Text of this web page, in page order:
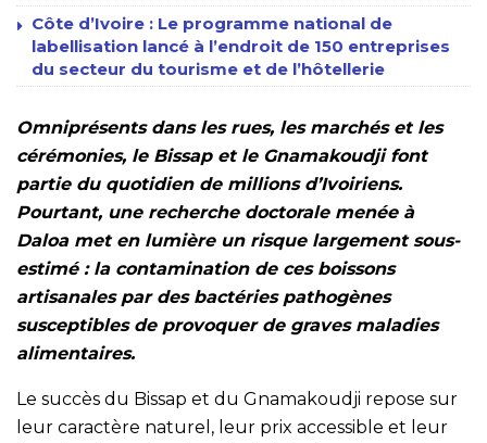
Côte d’Ivoire : Le programme national de
labellisation lancé à l’endroit de 150 entreprises
du secteur du tourisme et de l’hôtellerie
Omniprésents dans les rues, les marchés et les
cérémonies, le Bissap et le Gnamakoudji font
partie du quotidien de millions d’Ivoiriens.
Pourtant, une recherche doctorale menée à
Daloa met en lumière un risque largement sous-
estimé : la contamination de ces boissons
artisanales par des bactéries pathogènes
susceptibles de provoquer de graves maladies
alimentaires.
Le succès du Bissap et du Gnamakoudji repose sur
leur caractère naturel, leur prix accessible et leur